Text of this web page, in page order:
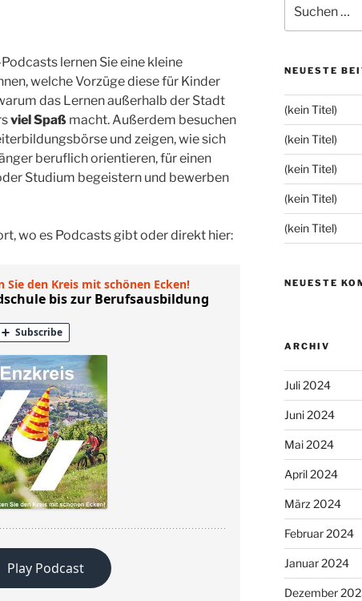
lernen Sie eine kleine
welche Vorzüge diese für Kinder
das Lernen außerhalb der Stadt
viel Spaß macht. Außerdem besuchen
und zeigen, wie sich
beruflich orientieren, für einen
Studium begeistern und bewerben
wo es Podcasts gibt oder direkt hier:
nach:
NEUESTE
(kein Titel)
(kein Titel)
(kein Titel)
(kein Titel)
(kein Titel)
NEUESTE
ARCHIV
Juli 2024
Juni 2024
Mai 2024
April 2024
März 2024
Februar 2024
Januar 2024
Dezember